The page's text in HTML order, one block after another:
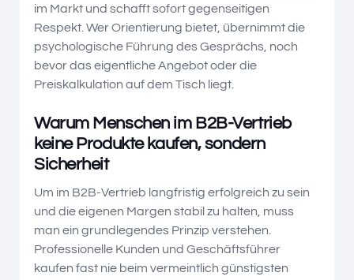
im Markt und schafft sofort gegenseitigen
Respekt. Wer Orientierung bietet, übernimmt die
psychologische Führung des Gesprächs, noch
bevor das eigentliche Angebot oder die
Preiskalkulation auf dem Tisch liegt.
Warum Menschen im B2B-Vertrieb
keine Produkte kaufen, sondern
Sicherheit
Um im B2B-Vertrieb langfristig erfolgreich zu sein
und die eigenen Margen stabil zu halten, muss
man ein grundlegendes Prinzip verstehen.
Professionelle Kunden und Geschäftsführer
kaufen fast nie beim vermeintlich günstigsten